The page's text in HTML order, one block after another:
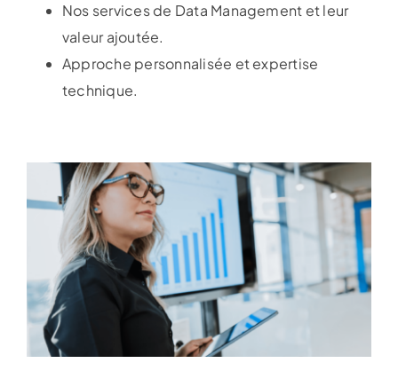
Nos services de Data Management et leur
valeur ajoutée.
Approche personnalisée et expertise
technique.